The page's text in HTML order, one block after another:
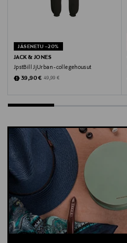
JÄSENETU –20%
JACK & JONES
JpstBill JjUrban -collegehousut
Discounted Price
39,90 € Original Price
49,99 €